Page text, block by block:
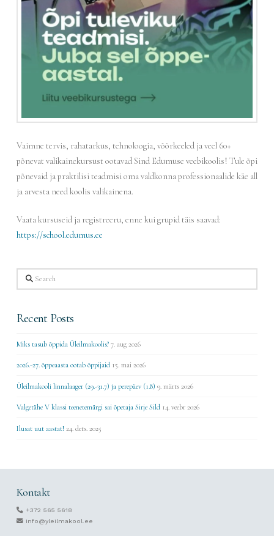
Vaimne tervis, rahatarkus, tehnoloogia, võõrkeeled ja veel 60+
põnevat valikainekursust ootavad Sind Edumuse veebikoolis! Tule õpi
põnevaid ja praktilisi teadmisi oma valdkonna professionaalide käe all
ja arvesta need koolis valikainena.
Vaata kursuseid ja registreeru, enne kui grupid täis saavad:
https://school.edumus.ee
Search
Recent Posts
Miks tasub õppida Üleilmakoolis? 7. aug 2026
2026.-27. õppeaasta ootab õppijaid 15. mai 2026
Üleilmakooli linnalaager (29.-31.7) ja perepäev (1.8) 9. märts 2026
Valgetähe V klassi teenetemärgi sai õpetaja Sirje Sild 14. veebr 2026
Ilusat uut aastat! 24. dets. 2025
Kontakt
+372 565 5618
info@yleilmakool.ee